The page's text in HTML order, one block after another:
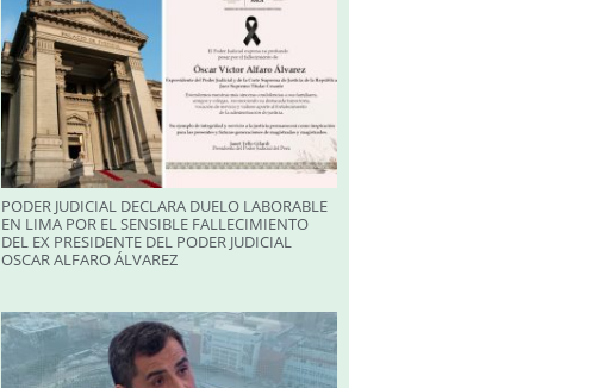
PODER JUDICIAL DECLARA DUELO LABORABLE
EN LIMA POR EL SENSIBLE FALLECIMIENTO
DEL EX PRESIDENTE DEL PODER JUDICIAL
OSCAR ALFARO ÁLVAREZ